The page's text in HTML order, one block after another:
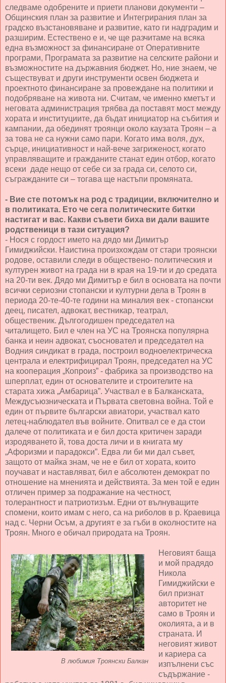
следваме одобрените и приети планови документи –
Общинския план за развитие и Интегрирания план за
градско възстановяване и развитие, като ги надградим и
разширим. Естествено е и, че ще разчитаме на всяка
една възможност за финансиране от Оперативните
програми, Програмата за развитие на селските райони и
възможностите на държавния бюджет. Но, ние знаем, че
съществуват и други инструменти освен бюджета и
проектното финансиране за провеждане на политики и
подобряване на живота ни. Считам, че именно кметът и
неговата администрация трябва да поставят мост между
хората и институциите, да бъдат инициатор на събития и
кампании, да обединят троянци около каузата Троян – а
за това не са нужни само пари. Когато има воля, дух,
сърце, инициативност и най-вече загриженост, когато
управляващите и гражданите станат един отбор, когато
всеки даде нещо от себе си за града си, селото си,
съгражданите си – тогава ще настъпи промяната.
- Вие сте потомък на род с традиции, включително и
в политиката. Ето че сега политическите битки
настигат и вас. Какви съвети биха ви дали вашите
родственици в тази ситуация?
- Нося с гордост името на дядо ми Димитър
Гимиджийски. Наистина произхождам от стари троянски
родове, оставили следи в обществено- политическия и
културен живот на града ни в края на 19-ти и до средата
на 20-ти век. Дядо ми Димитър е бил в основата на почти
всички сериозни стопански и културни дела в Троян в
периода 20-те-40-те години на миналия век - стопански
деец, писател, адвокат, вестникар, театрал,
общественик. Дългогодишен председател на
читалището. Бил е член на УС на Троянска популярна
банка и неин адвокат, съосновател и председател на
Водния синдикат в града, построил водноелектрическа
централа и електрифицирал Троян, председател на УС
на кооперация „Копроиз” - фабрика за производство на
шперплат, един от основателите и строителите на
старата хижа „Амбарица”. Участвал е в Балканската,
Междусъюзническата и Първата световна война. Той е
един от първите български авиатори, участвал като
летец-наблюдател във войните. Опитвал се е да стои
далече от политиката и е бил доста критичен заради
изродяването й, това доста личи и в книгата му
„Афоризми и парадокси”. Едва ли би ми дал съвет,
защото от майка знам, че не е бил от хората, които
поучават и наставляват, бил е абсолютен демократ по
отношение на мненията и действията. За мен той е един
отличен пример за подражание на честност,
толерантност и патриотизъм. Едни от вълнуващите
спомени, които имам с него, са на риболов в р. Краевица
над с. Черни Осъм, а другият е за гъби в околностите на
Троян. Много е обичал природата на Троян.
В любимия Троянски Балкан
Неговият баща
и мой прадядо
Никола
Гимиджийски е
бил признат
авторитет не
само в Троян и
околията, а и в
страната. И
неговият живот
и кариера са
изпълнени със
съдържание -